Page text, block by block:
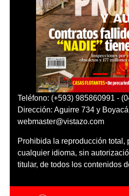
Teléfono: (+593) 985860991 -
Dirección: Aguirre 734 y
webmaster@vistazo.com
Prohibida la reproducción total,
cualquier idioma, sin
titular, de todos los contenidos